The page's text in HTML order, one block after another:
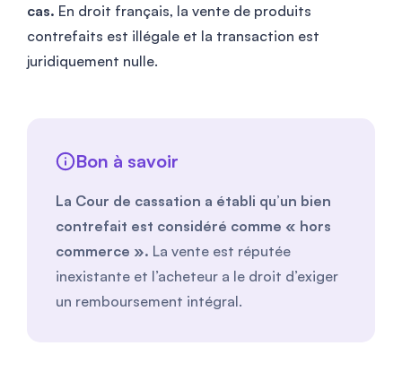
cas. En droit français, la vente de produits
contrefaits est illégale et la transaction est
juridiquement nulle.
Bon à savoir
La Cour de cassation a établi qu’un bien
contrefait est considéré comme « hors
commerce ». La vente est réputée
inexistante et l’acheteur a le droit d’exiger
un remboursement intégral.